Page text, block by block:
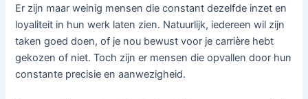
Er zijn maar weinig mensen die constant dezelfde inzet en
loyaliteit in hun werk laten zien. Natuurlijk, iedereen wil zijn
taken goed doen, of je nou bewust voor je carrière hebt
gekozen of niet. Toch zijn er mensen die opvallen door hun
constante precisie en aanwezigheid.